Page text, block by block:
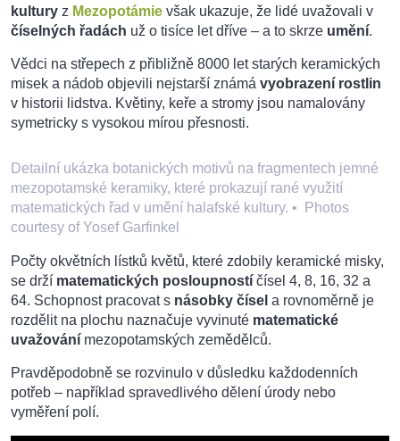
kultury z Mezopotámie však ukazuje, že lidé uvažovali v
číselných řadách už o tisíce let dříve – a to skrze umění.
Vědci na střepech z přibližně 8000 let starých keramických
misek a nádob objevili nejstarší známá vyobrazení rostlin
v historii lidstva. Květiny, keře a stromy jsou namalovány
symetricky s vysokou mírou přesnosti.
Detailní ukázka botanických motivů na fragmentech jemné
mezopotamské keramiky, které prokazují rané využití
matematických řad v umění halafské kultury. •
Photos
courtesy of Yosef Garfinkel
Počty okvětních lístků květů, které zdobily keramické misky,
se drží matematických posloupností čísel 4, 8, 16, 32 a
64. Schopnost pracovat s násobky čísel a rovnoměrně je
rozdělit na plochu naznačuje vyvinuté matematické
uvažování mezopotamských zemědělců.
Pravděpodobně se rozvinulo v důsledku každodenních
potřeb – například spravedlivého dělení úrody nebo
vyměření polí.